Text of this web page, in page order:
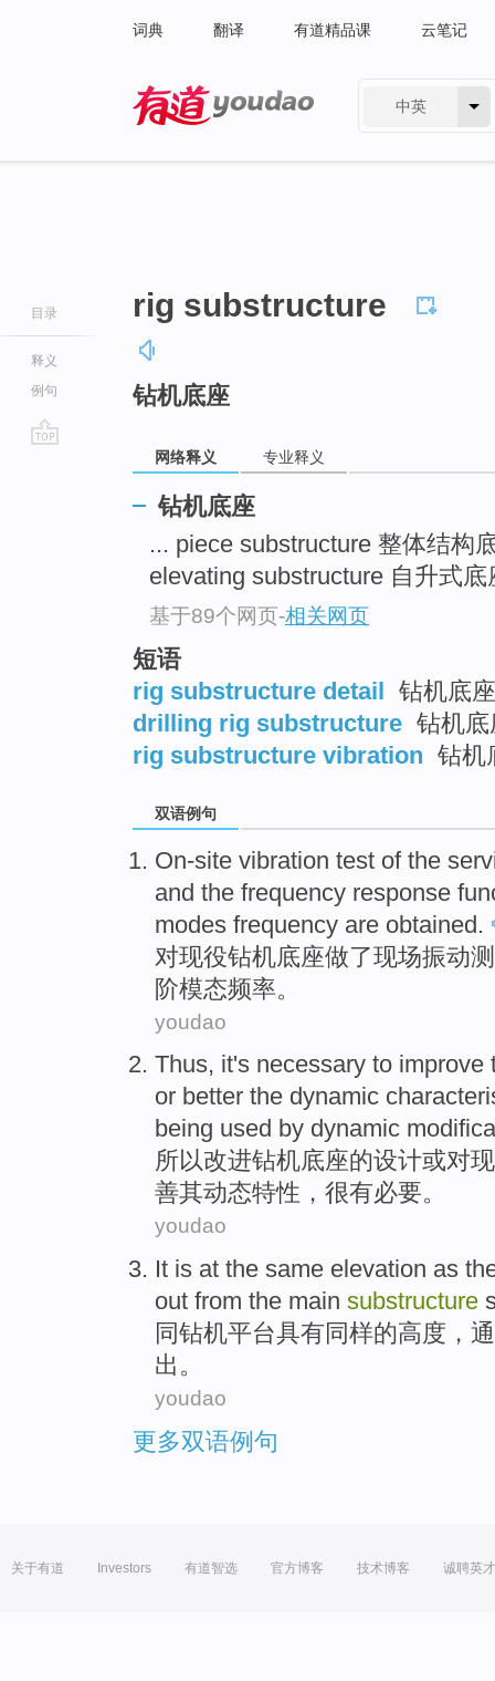
词典 翻译 有道精品课 云笔记
中英
目录
释义
例句
rig substructure
钻机底座
网络释义 专业释义
钻机底座
... piece substructure 整体结构
elevating substructure 自升式底
基于89个网页-相关网页
短语
rig substructure detail 钻机底座
drilling rig substructure 钻机底
rig substructure vibration 钻机
双语例句
On-site vibration test of the
and the frequency response
modes frequency are obtained.
对现役钻机底座做了现场振动
阶模态频率。
youdao
Thus, it's necessary to improve
or better the dynamic
being used by dynamic
所以改进钻机底座的设计或对
善其动态特性 ，很有必要。
youdao
It is at the same elevation as
out from the main substructure
同钻机平台具有同样的高度 ，
出。
youdao
更多双语例句
关于有道 Investors 有道智选 官方博客 技术博客 诚聘英才